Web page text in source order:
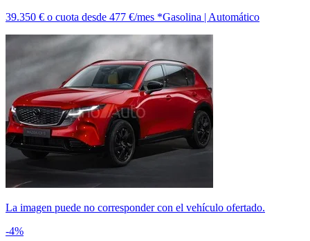
39.350 € o cuota desde 477 €/mes *Gasolina | Automático
La imagen puede no corresponder con el vehículo ofertado.
-4%